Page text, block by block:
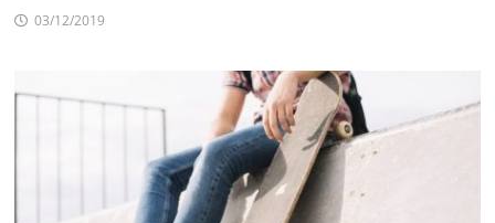
03/12/2019